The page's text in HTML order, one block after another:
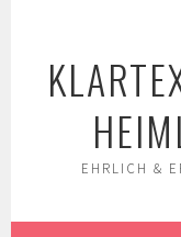
EHRLICH &